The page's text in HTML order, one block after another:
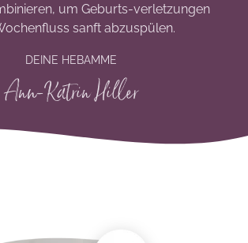
um Geburts-verletzungen
sanft abzuspülen.
DEINE HEBAMME
Ann-Katrin Hiller